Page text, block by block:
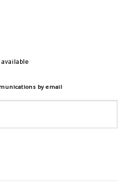
available
by email